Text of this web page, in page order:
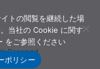
Reserved.
トの閲覧を継続した場
当社の Cookie に関す
をご参照ください
ポリシー